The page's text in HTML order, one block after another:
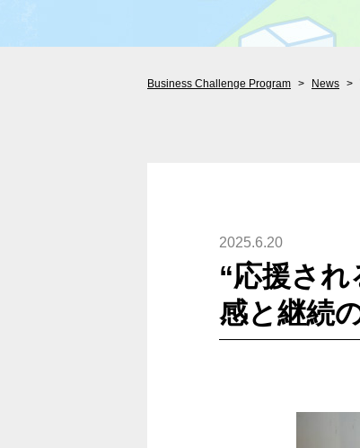
Business Challenge Program News
2025.6.20
“応援さ
感と継続